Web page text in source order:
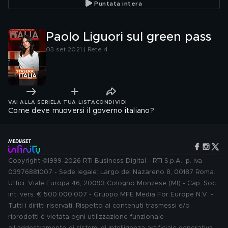
Puntata intera
Paolo Liguori sul green pass
03 set 2021 | Rete 4
VAI ALLA SERIE LA TUA LISTA CONDIVIDI
Come deve muoversi il governo italiano?
Copyright ©1999-2026 RTI Business Digital - RTI S.p.A.: p. iva
03976881007 - Sede legale: Largo del Nazareno 8, 00187 Roma.
Uffici: Viale Europa 46, 20093 Cologno Monzese (MI) - Cap. Soc.
int. vers. € 500.000.007 - Gruppo MFE Media For Europe N.V. -
Tutti i diritti riservati. Rispetto ai contenuti trasmessi e/o
riprodotti è vietata ogni utilizzazione funzionale